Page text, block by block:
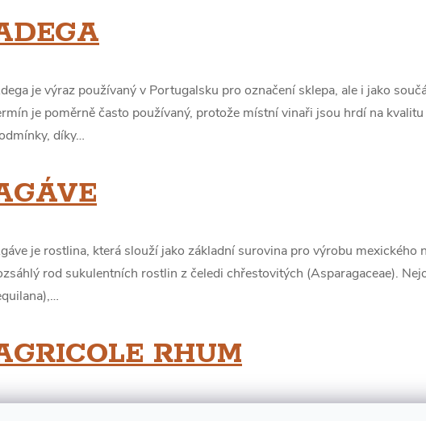
je výraz používaný v Portugalsku pro označení sklepa, ale i jako
je poměrně často používaný, protože místní vinaři jsou hrdí na
díky…
je rostlina, která slouží jako základní surovina pro výrobu mexického
rod sukulentních rostlin z čeledi chřestovitých (Asparagaceae).
RHUM
Agricole rhum je druh rumu, který je vyroben z čerstvě vylisované šťávy